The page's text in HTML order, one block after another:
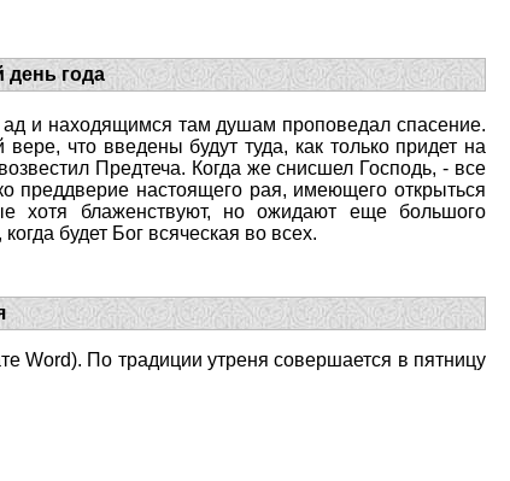
года
и находящимся там душам проповедал спасение.
что введены будут туда, как только придет на
Предтеча. Когда же снисшел Господь, - все
настоящего рая, имеющего открыться
хотя блаженствуют, но ожидают еще большого
будет Бог всяческая во всех.
Word). По традиции утреня совершается в пятницу